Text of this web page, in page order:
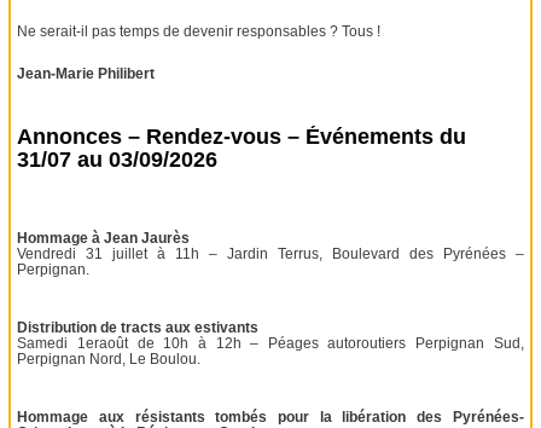
Ne serait-il pas temps de devenir responsables ? Tous !
Jean-Marie Philibert
Annonces – Rendez-vous – Événements du
31/07 au 03/09/2026
Hommage à Jean Jaurès
Vendredi 31 juillet à 11h – Jardin Terrus, Boulevard des Pyrénées –
Perpignan.
Distribution de tracts aux estivants
Samedi 1eraoût de 10h à 12h – Péages autoroutiers Perpignan Sud,
Perpignan Nord, Le Boulou.
Hommage aux résistants tombés pour la libération des Pyrénées-